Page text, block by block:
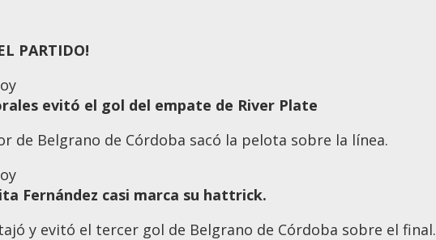
PARTIDO!
evitó el gol del empate de River Plate
de Belgrano de Córdoba sacó la pelota sobre la línea.
Fernández casi marca su hattrick.
y evitó el tercer gol de Belgrano de Córdoba sobre el final.